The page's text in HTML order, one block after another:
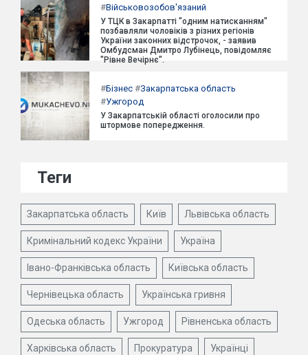
#Військовозобов'язаний
У ТЦК в Закарпатті "одним натисканням"
позбавляли чоловіків з різних регіонів
України законних відстрочок, - заявив
Омбудсман Дмитро Лубінець, повідомляє
"Рівне Вечірнє".
#Бізнес #Закарпатська область
#Ужгород
У Закарпатській області оголосили про
штормове попередження.
Теги
Закарпатська область Київ Львівська область
Кримінальний кодекс України Україна
Івано-Франківська область Київська область
Чернівецька область Українська гривня
Одеська область Ужгород Рівненська область
Харківська область Прокуратура Українці